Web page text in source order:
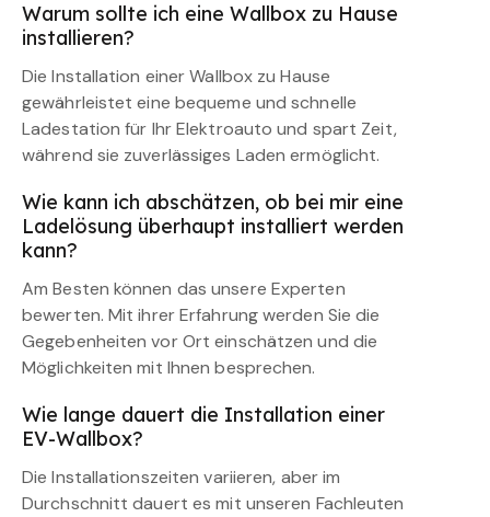
Warum sollte ich eine Wallbox zu Hause
installieren?
Die Installation einer Wallbox zu Hause
gewährleistet eine bequeme und schnelle
Ladestation für Ihr Elektroauto und spart Zeit,
während sie zuverlässiges Laden ermöglicht.
Wie kann ich abschätzen, ob bei mir eine
Ladelösung überhaupt installiert werden
kann?
Am Besten können das unsere Experten
bewerten. Mit ihrer Erfahrung werden Sie die
Gegebenheiten vor Ort einschätzen und die
Möglichkeiten mit Ihnen besprechen.
Wie lange dauert die Installation einer
EV-Wallbox?
Die Installationszeiten variieren, aber im
Durchschnitt dauert es mit unseren Fachleuten